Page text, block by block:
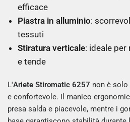
efficace
Piastra in alluminio:
tessuti
Stiratura verticale: ideale
e tende
L'Ariete Stiromatic 6257 non è solo
e confortevole. Il manico
presa salda e piacevole, mentre i